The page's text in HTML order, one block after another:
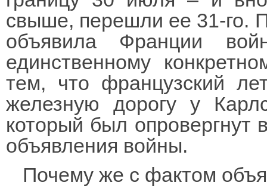
свыше, перешли ее 31-го.
объявила Франции
единственному
тем, что французский
железную дорогу у
который был
объявления войны.
Почему же с фактом